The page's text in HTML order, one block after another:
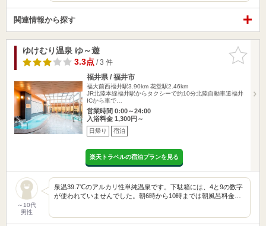
関連情報から探す
お気に入
りに追加
ゆけむり温泉 ゆ～遊
3.3点/ 3 件
福井県 / 福井市
福大前西福井駅3.90km 花堂駅2.46km
JR北陸本線福井駅からタクシーで約10分北陸自動車道福井
ICから車で…
営業時間 0:00～24:00
入浴料金 1,300円～
日帰り 宿泊
楽天トラベルの宿泊プランを見る
～10代
男性
泉温39.7℃のアルカリ性単純温泉です。下駄箱には、4と9の数字
が使われていませんでした。朝6時から10時までは朝風呂料金…